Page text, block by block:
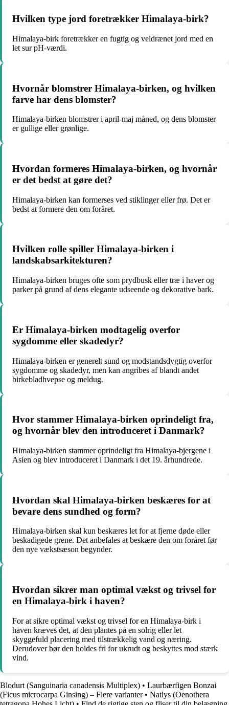
Hvilken type jord foretrækker Himalaya-birk?
Himalaya-birk foretrækker en fugtig og veldrænet jord med en
let sur pH-værdi.
Hvornår blomstrer Himalaya-birken, og hvilken
farve har dens blomster?
Himalaya-birken blomstrer i april-maj måned, og dens blomster
er gullige eller grønlige.
Hvordan formeres Himalaya-birken, og hvornår
er det bedst at gøre det?
Himalaya-birken kan formerses ved stiklinger eller frø. Det er
bedst at formere den om foråret.
Hvilken rolle spiller Himalaya-birken i
landskabsarkitekturen?
Himalaya-birken bruges ofte som prydbusk eller træ i haver og
parker på grund af dens elegante udseende og dekorative bark.
Er Himalaya-birken modtagelig overfor
sygdomme eller skadedyr?
Himalaya-birken er generelt sund og modstandsdygtig overfor
sygdomme og skadedyr, men kan angribes af blandt andet
birkebladhvepse og meldug.
Hvor stammer Himalaya-birken oprindeligt fra,
og hvornår blev den introduceret i Danmark?
Himalaya-birken stammer oprindeligt fra Himalaya-bjergene i
Asien og blev introduceret i Danmark i det 19. århundrede.
Hvordan skal Himalaya-birken beskæres for at
bevare dens sundhed og form?
Himalaya-birken skal kun beskæres let for at fjerne døde eller
beskadigede grene. Det anbefales at beskære den om foråret før
den nye vækstsæson begynder.
Hvordan sikrer man optimal vækst og trivsel for
en Himalaya-birk i haven?
For at sikre optimal vækst og trivsel for en Himalaya-birk i
haven kræves det, at den plantes på en solrig eller let
skyggefuld placering med tilstrækkelig vand og næring.
Derudover bør den holdes fri for ukrudt og beskyttes mod stærk
vind.
Blodurt (Sanguinaria canadensis Multiplex) • Laurbærfigen Bonzai
(Ficus microcarpa Ginsing) – Flere varianter• Natlys (Oenothera